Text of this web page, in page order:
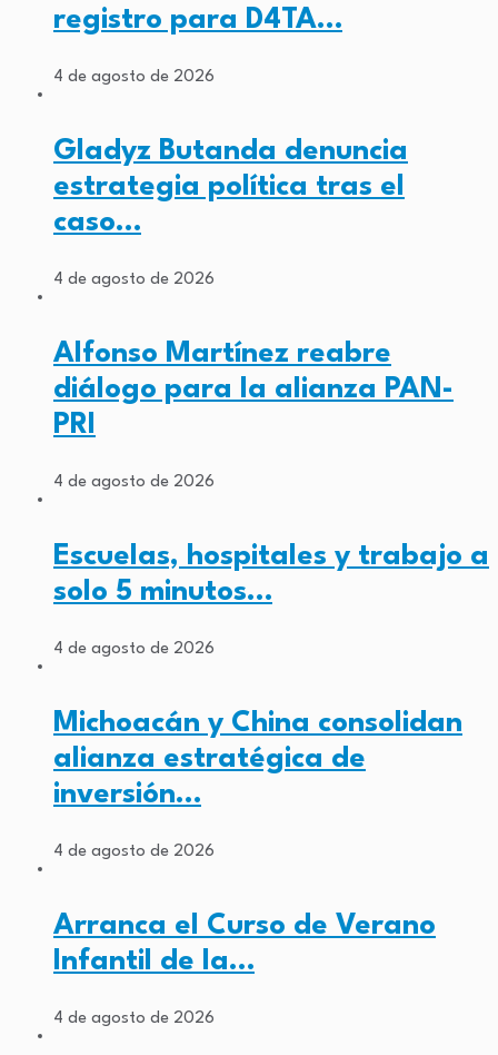
registro para D4TA…
4 de agosto de 2026
Gladyz Butanda denuncia
estrategia política tras el
caso…
4 de agosto de 2026
Alfonso Martínez reabre
diálogo para la alianza PAN-
PRI
4 de agosto de 2026
Escuelas, hospitales y trabajo a
solo 5 minutos…
4 de agosto de 2026
Michoacán y China consolidan
alianza estratégica de
inversión…
4 de agosto de 2026
Arranca el Curso de Verano
Infantil de la…
4 de agosto de 2026